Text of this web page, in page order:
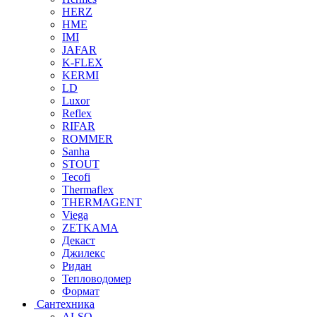
HERZ
HME
IMI
JAFAR
K-FLEX
KERMI
LD
Luxor
Reflex
RIFAR
ROMMER
Sanha
STOUT
Tecofi
Thermaflex
THERMAGENT
Viega
ZETKAMA
Декаст
Джилекс
Ридан
Тепловодомер
Формат
Сантехника